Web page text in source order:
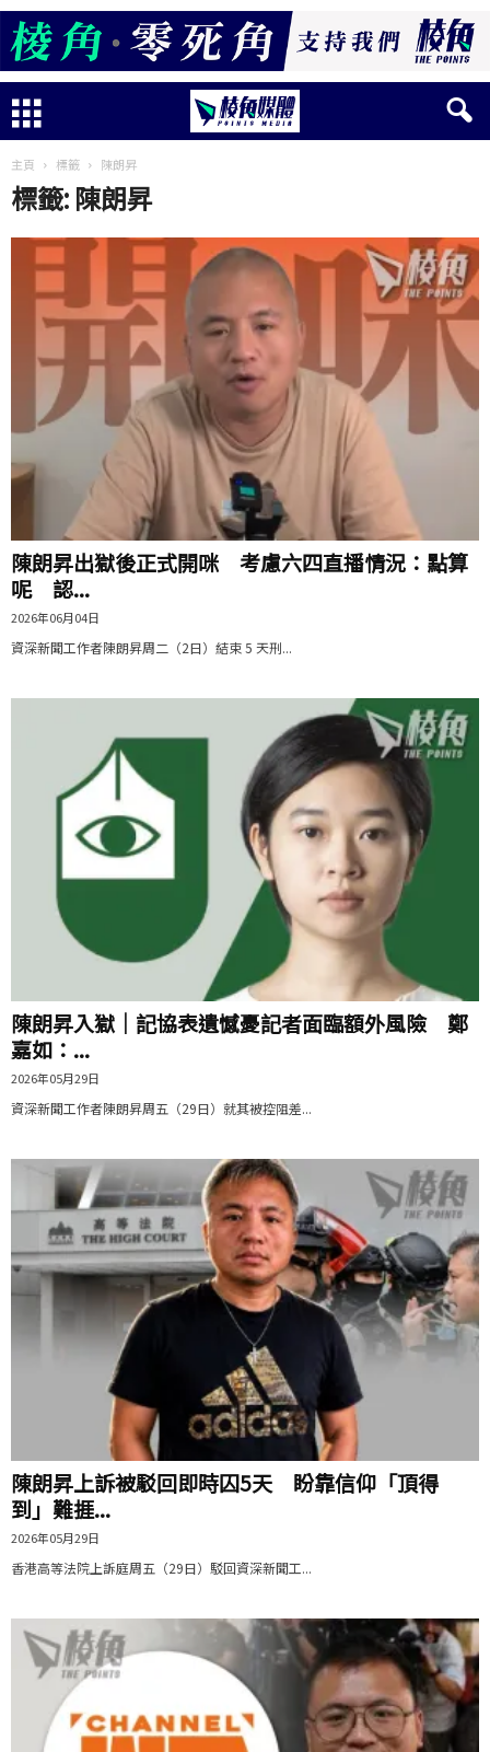
主頁 標籤 陳朗昇
標籤: 陳朗昇
陳朗昇出獄後正式開咪 考慮六四直播情況：點算
呢 認...
2026年06月04日
資深新聞工作者陳朗昇周二（2日）結束 5 天刑...
陳朗昇入獄｜記協表遺憾憂記者面臨額外風險 鄭
嘉如：...
2026年05月29日
資深新聞工作者陳朗昇周五（29日）就其被控阻差...
陳朗昇上訴被駁回即時囚5天 盼靠信仰「頂得
到」難捱...
2026年05月29日
香港高等法院上訴庭周五（29日）駁回資深新聞工...